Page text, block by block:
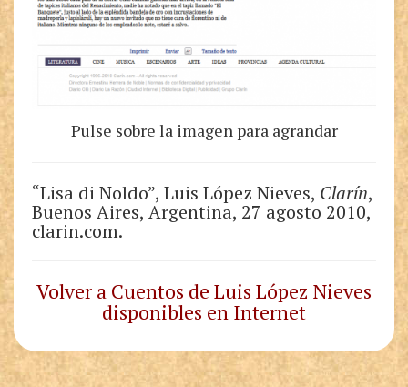
Pulse sobre la imagen para agrandar
“Lisa di Noldo”, Luis López Nieves, Clarín,
Buenos Aires, Argentina, 27 agosto 2010,
clarin.com.
Volver a Cuentos de Luis López Nieves
disponibles en Internet